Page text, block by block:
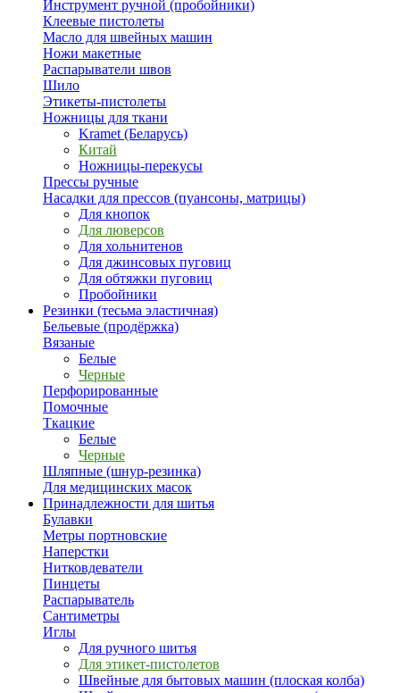
Инструмент ручной (пробойники)
Клеевые пистолеты
Масло для швейных машин
Ножи макетные
Распарыватели швов
Шило
Этикеты-пистолеты
Ножницы для ткани
Kramet (Беларусь)
Китай
Ножницы-перекусы
Прессы ручные
Насадки для прессов (пуансоны, матрицы)
Для кнопок
Для люверсов
Для хольнитенов
Для джинсовых пуговиц
Для обтяжки пуговиц
Пробойники
Резинки (тесьма эластичная)
Бельевые (продёржка)
Вязаные
Белые
Черные
Перфорированные
Помочные
Ткацкие
Белые
Черные
Шляпные (шнур-резинка)
Для медицинских масок
Принадлежности для шитья
Булавки
Метры портновские
Наперстки
Нитковдеватели
Пинцеты
Распарыватель
Сантиметры
Иглы
Для ручного шитья
Для этикет-пистолетов
Швейные для бытовых машин (плоская колба)